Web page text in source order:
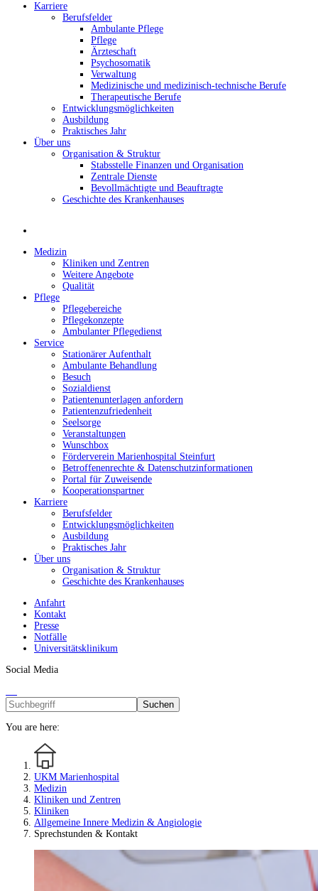
Karriere
Berufsfelder
Ambulante Pflege
Pflege
Ärzteschaft
Psychosomatik
Verwaltung
Medizinische und medizinisch-technische Berufe
Therapeutische Berufe
Entwicklungsmöglichkeiten
Ausbildung
Praktisches Jahr
Über uns
Organisation & Struktur
Stabsstelle Finanzen und Organisation
Zentrale Dienste
Bevollmächtigte und Beauftragte
Geschichte des Krankenhauses
Medizin
Kliniken und Zentren
Weitere Angebote
Qualität
Pflege
Pflegebereiche
Pflegekonzepte
Ambulanter Pflegedienst
Service
Stationärer Aufenthalt
Ambulante Behandlung
Besuch
Sozialdienst
Patientenunterlagen anfordern
Patientenzufriedenheit
Seelsorge
Veranstaltungen
Wunschbox
Förderverein Marienhospital Steinfurt
Betroffenenrechte & Datenschutzinformationen
Portal für Zuweisende
Kooperationspartner
Karriere
Berufsfelder
Entwicklungsmöglichkeiten
Ausbildung
Praktisches Jahr
Über uns
Organisation & Struktur
Geschichte des Krankenhauses
Anfahrt
Kontakt
Presse
Notfälle
Universitätsklinikum
Social Media
Suchen
You are here:
UKM Marienhospital
Medizin
Kliniken und Zentren
Kliniken
Allgemeine Innere Medizin & Angiologie
Sprechstunden & Kontakt